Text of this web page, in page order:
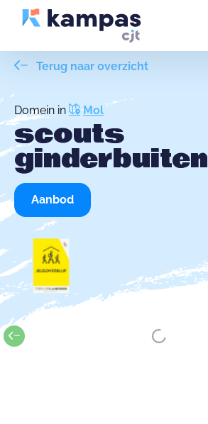
Terug naar overzicht
Domein in Mol
scouts
ginderbuiten
Aanbod